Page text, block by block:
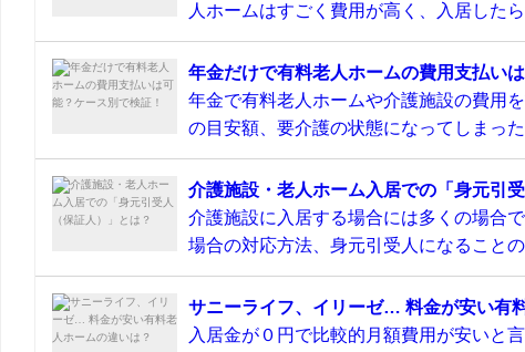
人ホームはすごく費用が高く、入居した
年金だけで有料老人ホームの費用支払い
年金で有料老人ホームや介護施設の費用
の目安額、要介護の状態になってしまっ
介護施設・老人ホーム入居での「身元引
介護施設に入居する場合には多くの場合
場合の対応方法、身元引受人になること
サニーライフ、イリーゼ… 料金が安い有
入居金が０円で比較的月額費用が安いと